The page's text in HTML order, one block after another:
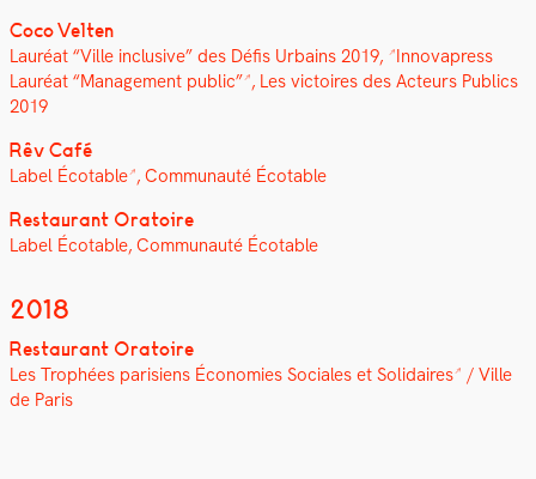
Coco Vel­ten
Lau­réat “Ville inclu­sive” des Défis Urbains 2019, Inno­va­press
Lau­réat “Man­age­ment pub­lic” , Les vic­toires des Acteurs Publics
2019
Rêv Café
Label Écotable , Com­mu­nauté Écotable
Restau­rant Ora­toire
Label Écotable, Com­mu­nauté Écotable
2018
Restau­rant Ora­toire
Les Trophées parisiens Économies Sociales et Sol­idaires / Ville
de Paris